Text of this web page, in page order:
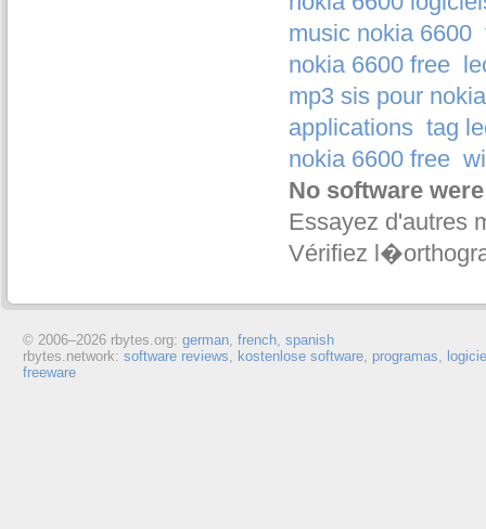
music nokia 6600
nokia 6600 free
mp3 sis pour
applications tag
nokia 6600 free
No software
Essayez d'autres
Vérifiez
© 2006–2026 rbytes.org: german, french, spanish
rbytes.network: software reviews, kostenlose software, programas,
freeware